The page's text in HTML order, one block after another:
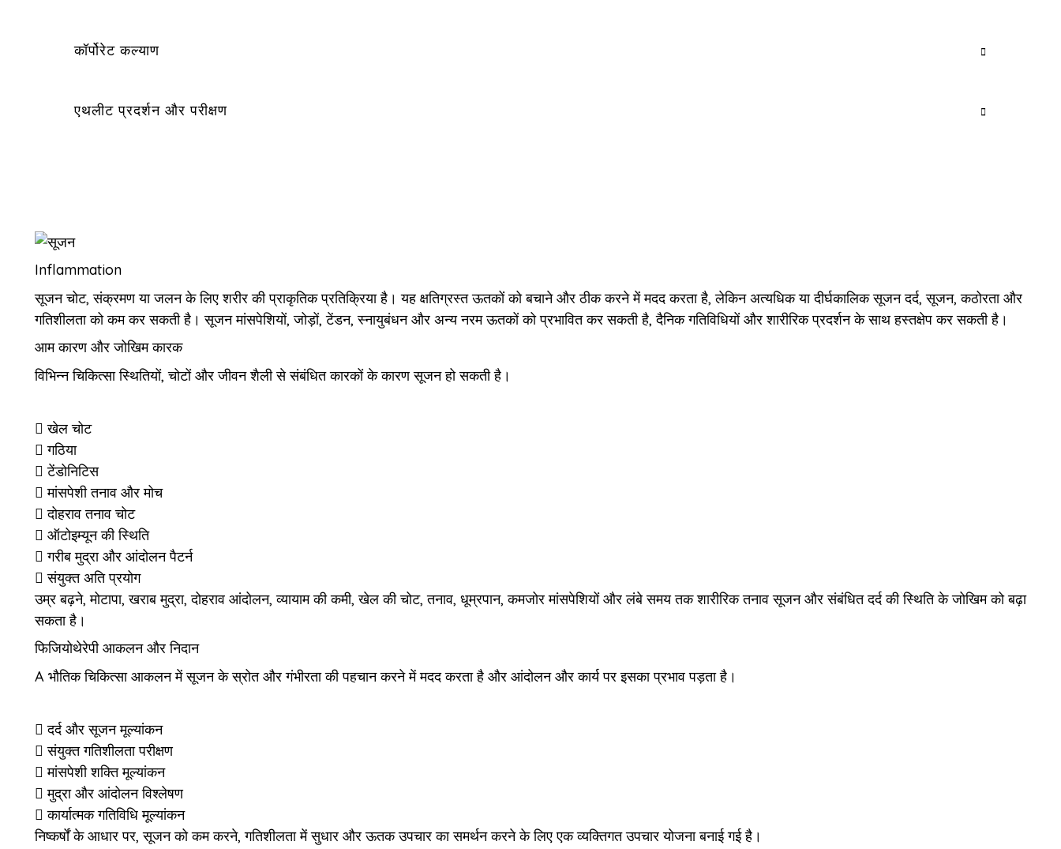
कॉर्पोरेट कल्याण
एथलीट प्रदर्शन और परीक्षण
Inflammation
सूजन चोट, संक्रमण या जलन के लिए शरीर की प्राकृतिक प्रतिक्रिया है। यह क्षतिग्रस्त ऊतकों को बचाने और ठीक करने में मदद करता है, लेकिन अत्यधिक या दीर्घकालिक सूजन दर्द, सूजन, कठोरता और
गतिशीलता को कम कर सकती है। सूजन मांसपेशियों, जोड़ों, टेंडन, स्नायुबंधन और अन्य नरम ऊतकों को प्रभावित कर सकती है, दैनिक गतिविधियों और शारीरिक प्रदर्शन के साथ हस्तक्षेप कर सकती है।
आम कारण और जोखिम कारक
विभिन्न चिकित्सा स्थितियों, चोटों और जीवन शैली से संबंधित कारकों के कारण सूजन हो सकती है।
खेल चोट
गठिया
टेंडोनिटिस
मांसपेशी तनाव और मोच
दोहराव तनाव चोट
ऑटोइम्यून की स्थिति
गरीब मुद्रा और आंदोलन पैटर्न
संयुक्त अति प्रयोग
उम्र बढ़ने, मोटापा, खराब मुद्रा, दोहराव आंदोलन, व्यायाम की कमी, खेल की चोट, तनाव, धूम्रपान, कमजोर मांसपेशियों और लंबे समय तक शारीरिक तनाव सूजन और संबंधित दर्द की स्थिति के जोखिम को बढ़ा
सकता है।
फिजियोथेरेपी आकलन और निदान
A भौतिक चिकित्साआकलन में सूजन के स्रोत और गंभीरता की पहचान करने में मदद करता है और आंदोलन और कार्य पर इसका प्रभाव पड़ता है।
दर्द और सूजन मूल्यांकन
संयुक्त गतिशीलता परीक्षण
मांसपेशी शक्ति मूल्यांकन
मुद्रा और आंदोलन विश्लेषण
कार्यात्मक गतिविधि मूल्यांकन
निष्कर्षों के आधार पर, सूजन को कम करने, गतिशीलता में सुधार और ऊतक उपचार का समर्थन करने के लिए एक व्यक्तिगत उपचार योजना बनाई गई है।